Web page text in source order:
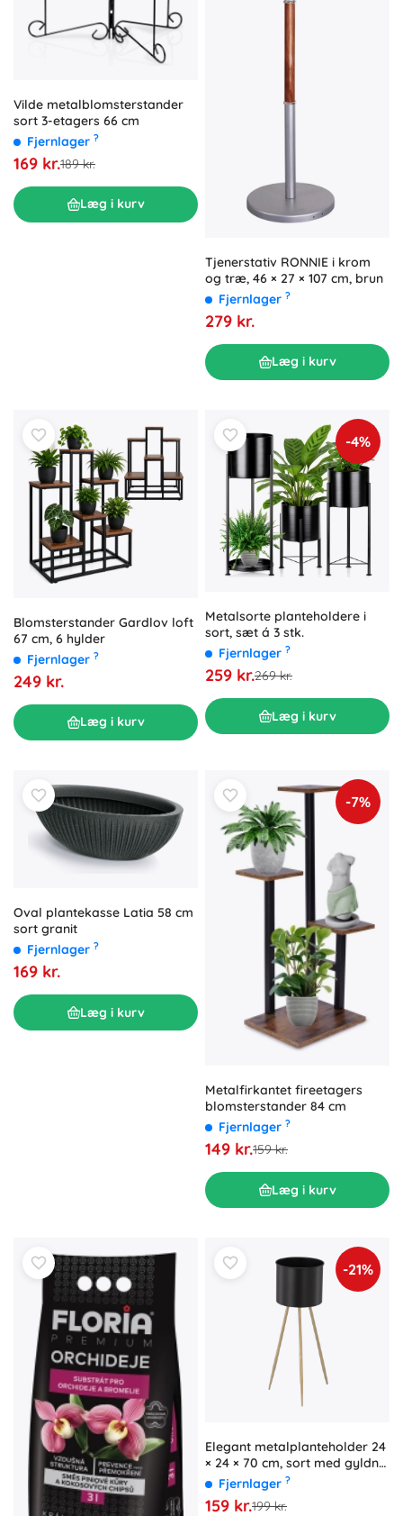
Vilde metalblomsterstander
sort 3-etagers 66 cm
Fjernlager ?
169 kr.189 kr.
Læg i kurv
Tjenerstativ RONNIE i krom
og træ, 46 × 27 × 107 cm, brun
Fjernlager ?
279 kr.
Læg i kurv
Blomsterstander Gardlov loft
67 cm, 6 hylder
Fjernlager ?
249 kr.
Læg i kurv
-4%
Metalsorte planteholdere i
sort, sæt á 3 stk.
Fjernlager ?
259 kr.269 kr.
Læg i kurv
Oval plantekasse Latia 58 cm
sort granit
Fjernlager ?
169 kr.
Læg i kurv
-7%
Metalfirkantet fireetagers
blomsterstander 84 cm
Fjernlager ?
149 kr.159 kr.
Læg i kurv
-21%
Elegant metalplanteholder 24
× 24 × 70 cm, sort med gyldne
benFjernlager ?
159 kr.199 kr.